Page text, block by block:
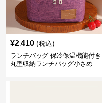
¥2,410 (税込)
ランチバッグ 保冷保温機能付き
丸型収納ランチバッグ小さめ